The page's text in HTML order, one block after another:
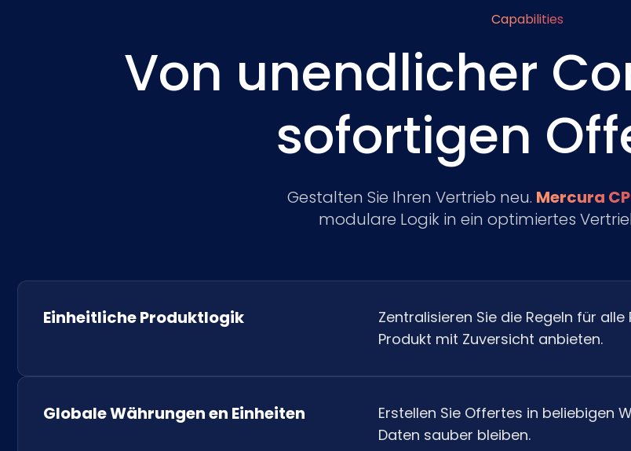
Capabilities
Von unendlicher
sofortigen
Gestalten Sie Ihren Vertrieb neu. Mercura
modulare Logik in ein optimiertes
Einheitliche Produktlogik
Zentralisieren Sie die Regeln für
Produkt mit Zuversicht anbieten.
Globale Währungen en Einheiten
Erstellen Sie Offertes in beliebigen
Daten sauber bleiben.